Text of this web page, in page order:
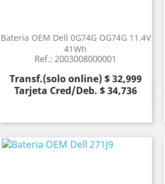
Bateria OEM Dell 0G74G OG74G 11.4V
41Wh
Ref.: 2003008000001
Precio
Transf.(solo online) $ 32,999
Tarjeta Cred/Deb. $ 34,736
Vista rápida